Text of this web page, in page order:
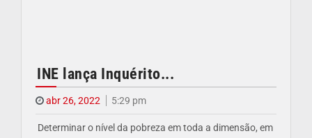
INE lança Inquérito...
abr 26, 2022 5:29 pm
Determinar o nível da pobreza em toda a dimensão, em